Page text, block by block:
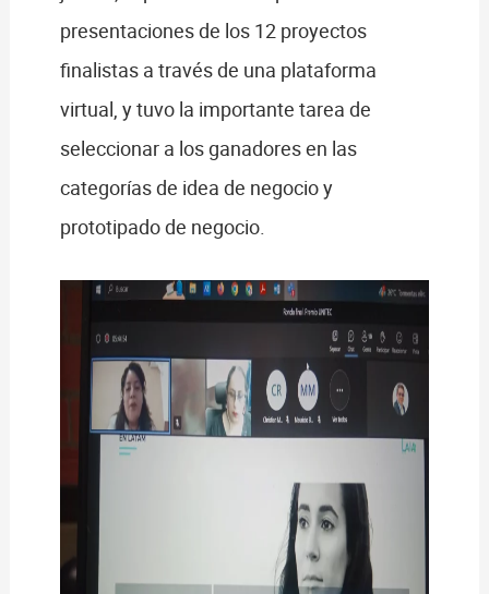
presentaciones de los 12 proyectos
finalistas a través de una plataforma
virtual, y tuvo la importante tarea de
seleccionar a los ganadores en las
categorías de idea de negocio y
prototipado de negocio.